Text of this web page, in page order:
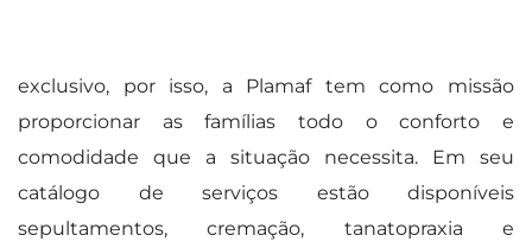
exclusivo, por isso, a Plamaf tem como missão
proporcionar as famílias todo o conforto e
comodidade que a situação necessita. Em seu
catálogo de serviços estão disponíveis
sepultamentos, cremação, tanatopraxia e